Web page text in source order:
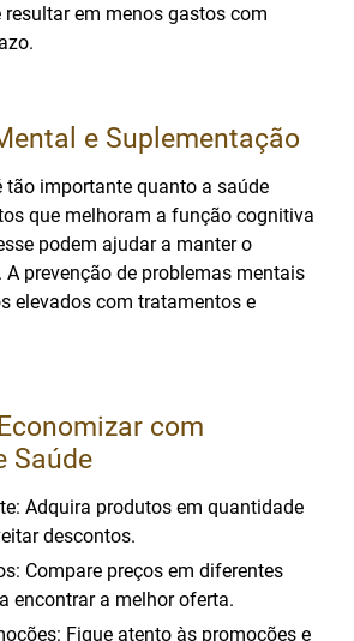
resultar em menos gastos com
e Suplementação
tão importante quanto a saúde
que melhoram a função cognitiva
podem ajudar a manter o
prevenção de problemas mentais
elevados com tratamentos e
com
Saúde
Adquira produtos em quantidade
descontos.
Compare preços em diferentes
encontrar a melhor oferta.
Fique atento às promoções e